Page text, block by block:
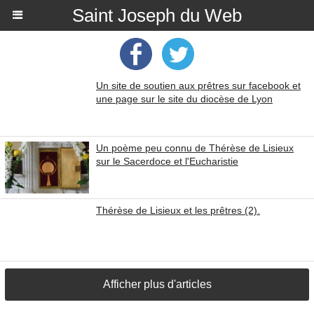
Saint Joseph du Web
Un site de soutien aux prêtres sur facebook et
une page sur le site du diocèse de Lyon
Un poème peu connu de Thérèse de Lisieux
sur le Sacerdoce et l'Eucharistie
Thérèse de Lisieux et les prêtres (2).
Afficher plus d'articles